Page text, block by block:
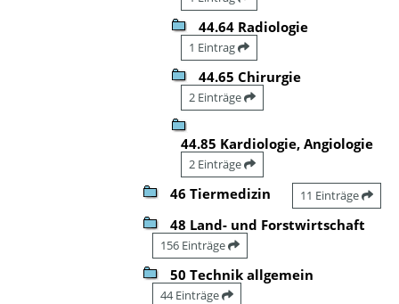
44.64 Radiologie
1 Eintrag
44.65 Chirurgie
2 Einträge
44.85 Kardiologie, Angiologie
2 Einträge
46 Tiermedizin 11 Einträge
48 Land- und Forstwirtschaft
156 Einträge
50 Technik allgemein
44 Einträge